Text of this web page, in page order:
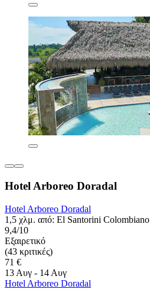
Hotel Arboreo Doradal
Hotel Arboreo Doradal
1,5 χλμ. από: El Santorini Colombiano
9,4/10
Εξαιρετικό
(43 κριτικές)
71 €
13 Αυγ - 14 Αυγ
Hotel Arboreo Doradal